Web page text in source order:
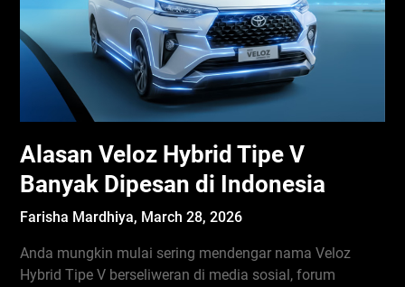
Alasan Veloz Hybrid Tipe V
Banyak Dipesan di Indonesia
Farisha Mardhiya, March 28, 2026
Anda mungkin mulai sering mendengar nama Veloz
Hybrid Tipe V berseliweran di media sosial, forum